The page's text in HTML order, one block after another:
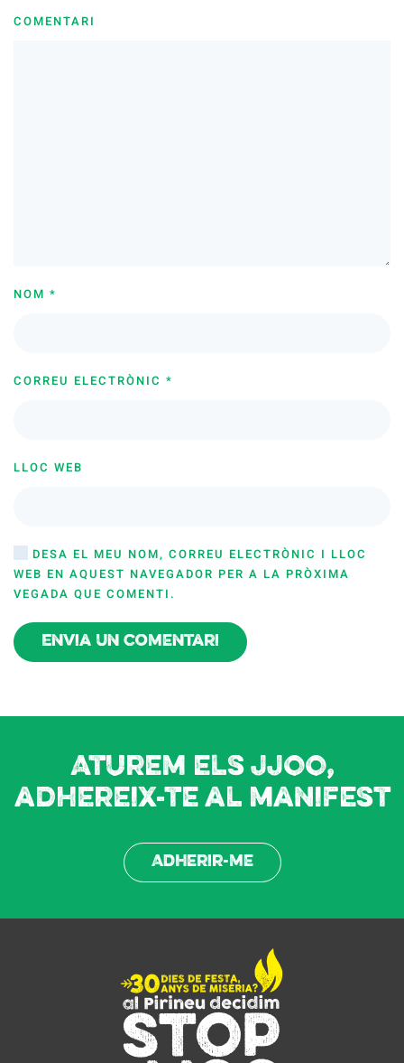
COMENTARI
NOM *
CORREU ELECTRÒNIC *
LLOC WEB
DESA EL MEU NOM, CORREU ELECTRÒNIC I LLOC
WEB EN AQUEST NAVEGADOR PER A LA PRÒXIMA
VEGADA QUE COMENTI.
Envia un comentari
Aturem els JJOO,
adhereix-te al manifest
Adherir-me